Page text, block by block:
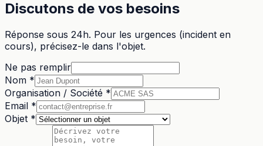
Discutons de vos besoins
Réponse sous 24h. Pour les urgences (incident en
cours), précisez-le dans l'objet.
Ne pas remplir
Nom *
Organisation / Société *
Email *
Objet *